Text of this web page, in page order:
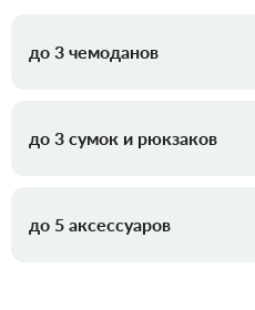
до 3 чемоданов
до 3 сумок и рюкзаков
до 5 аксессуаров